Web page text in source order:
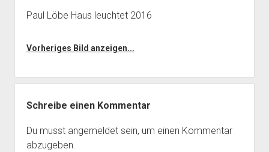
Paul Löbe Haus leuchtet 2016
Vorheriges Bild anzeigen...
Schreibe einen Kommentar
Du musst angemeldetsein, um einen Kommentar
abzugeben.